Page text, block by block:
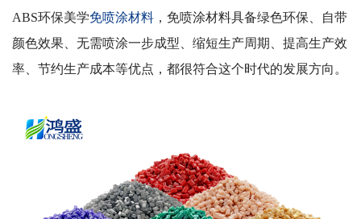
ABS环保美学免喷涂材料 ，免喷涂材料具备绿色环保、自带
颜色效果、无需喷涂一步成型、缩短生产周期、提高生产效
率、节约生产成本等优点，都很符合这个时代的发展方向。